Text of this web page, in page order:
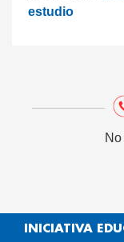
estudio
INICIATIVA